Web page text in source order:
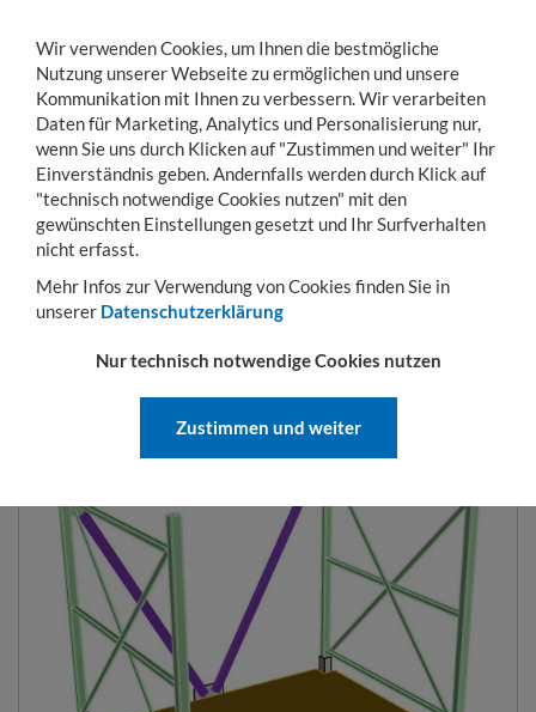
Toggle
navigation
MENÜ KONTO WARENKORB
Sie sind hier: Lager- & Transportgestelle
MOBILE LAGERSYSTEME
06-MOB
Wir verwenden Cookies, um Ihnen die bestmögliche
Nutzung unserer Webseite zu ermöglichen und unsere
Kommunikation mit Ihnen zu verbessern. Wir verarbeiten
Daten für Marketing, Analytics und Personalisierung nur,
wenn Sie uns durch Klicken auf "Zustimmen und weiter" Ihr
Einverständnis geben. Andernfalls werden durch Klick auf
"technisch notwendige Cookies nutzen" mit den
gewünschten Einstellungen gesetzt und Ihr Surfverhalten
nicht erfasst.
Mehr Infos zur Verwendung von Cookies finden Sie in
unserer Datenschutzerklärung
Nur technisch notwendige Cookies nutzen
Zustimmen und weiter